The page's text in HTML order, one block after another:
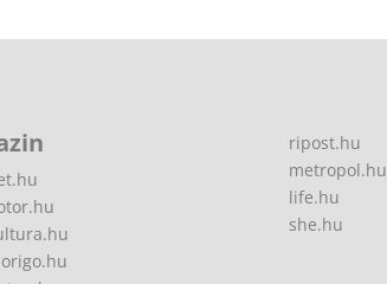
ripost.hu
metropol.hu
life.hu
she.hu